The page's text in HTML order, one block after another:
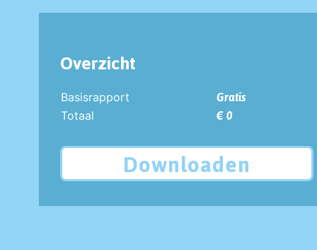
Overzicht
Basisrapport
Gratis
Totaal
€ 0
Downloaden